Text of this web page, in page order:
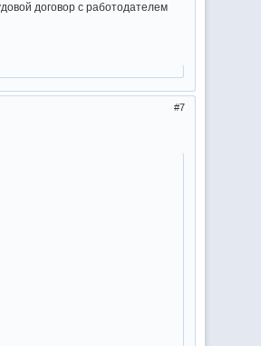
договор с работодателем
7